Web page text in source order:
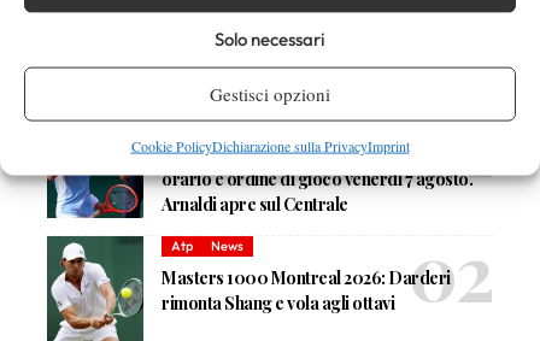
Solo necessari
Gestisci opzioni
Cookie PolicyDichiarazione sulla PrivacyImprint
DI TENDENZA
Atp News
Masters 1000 Montreal 2026: programma,
orario e ordine di gioco venerdì 7 agosto.
Arnaldi apre sul Centrale
Atp News
Masters 1000 Montreal 2026: Darderi
rimonta Shang e vola agli ottavi